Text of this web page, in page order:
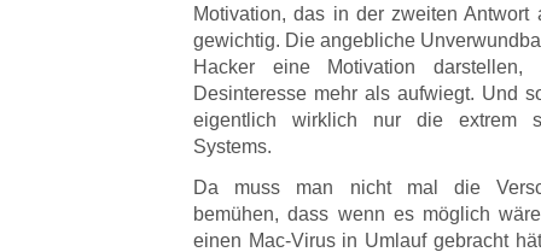
Motivation, das in der zweiten Antwort
gewichtig. Die angebliche
Hacker eine Motivation darstellen,
Desinteresse mehr als aufwiegt. Und
eigentlich wirklich nur die extrem
Systems.
Da muss man nicht mal die
bemühen, dass wenn es möglich
einen Mac-Virus in Umlauf gebracht